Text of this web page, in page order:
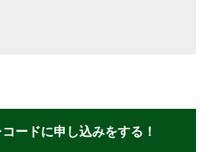
ードに申し込みをする！